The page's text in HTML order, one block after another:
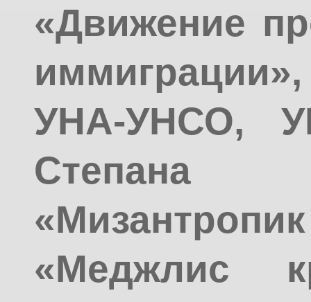
«Движение
УНА-УНСО,
«Меджлис